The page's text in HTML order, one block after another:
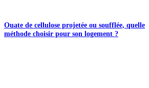
Ouate de cellulose projetée ou soufflée, quelle
méthode choisir pour son logement ?